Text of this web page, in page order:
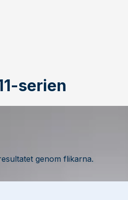
genom flikarna.
serien